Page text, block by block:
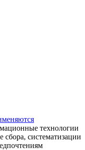
технологии
систематизации